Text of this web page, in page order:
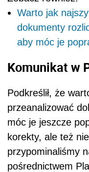
Warto jak
dokumenty
aby móc je
Komunikat w
Podkreślił, że
przeanalizować
móc je jeszcze
korekty, ale też
przypominaliśmy
pośrednictwem